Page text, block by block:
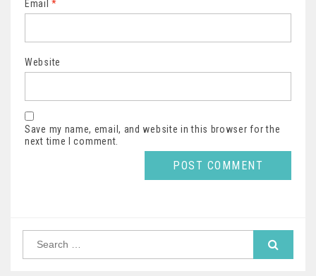
Email*
Website
Save my name, email, and website in this browser for the
next time I comment.